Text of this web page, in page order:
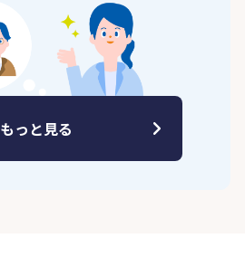
もっと見る